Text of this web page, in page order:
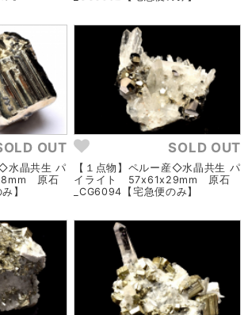
OUT
水晶共生 パ
原石
】
SOLD OUT
【１点物】ペルー産◇水晶共生 パ
イライト 57x61x29mm 原石
_CG6094【宅急便のみ】